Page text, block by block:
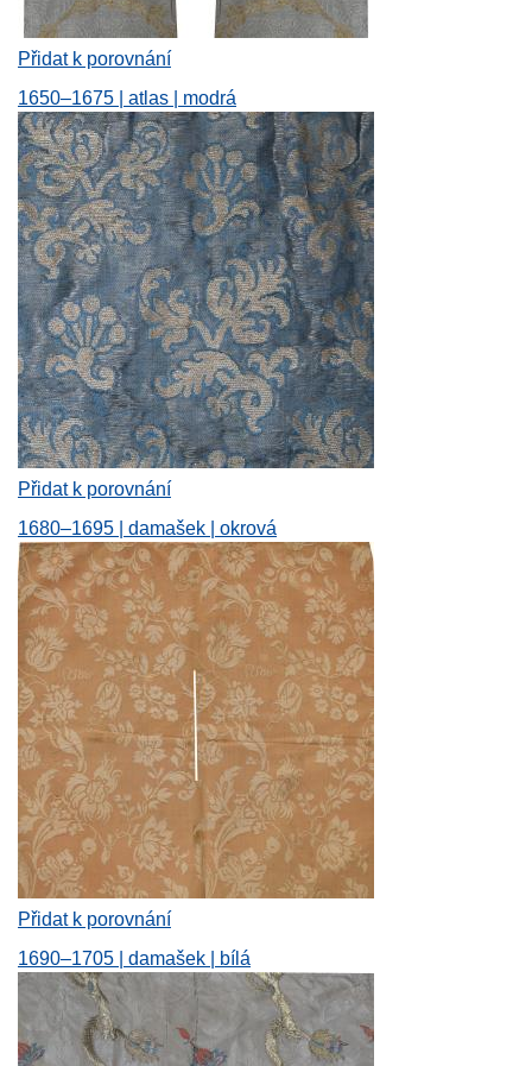
Přidat k porovnání
1650–1675 | atlas | modrá
Přidat k porovnání
1680–1695 | damašek | okrová
Přidat k porovnání
1690–1705 | damašek | bílá